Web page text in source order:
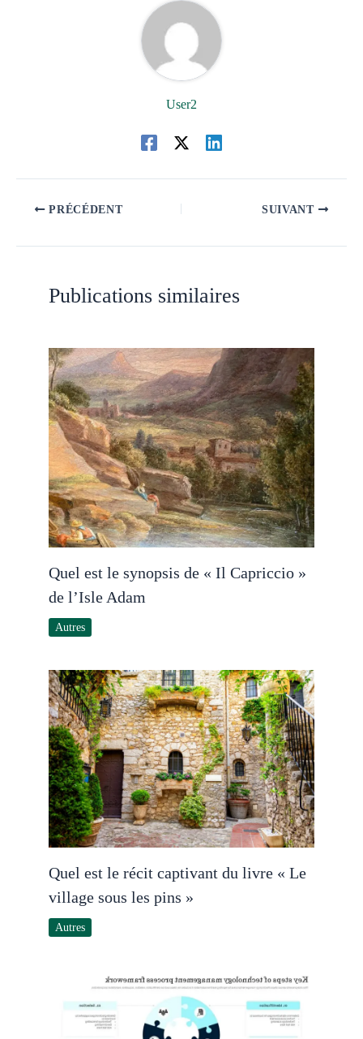
User2
PRÉCÉDENT SUIVANT
Publications similaires
Quel est le synopsis de « Il Capriccio »
de l’Isle Adam
Autres
Quel est le récit captivant du livre « Le
village sous les pins »
Autres